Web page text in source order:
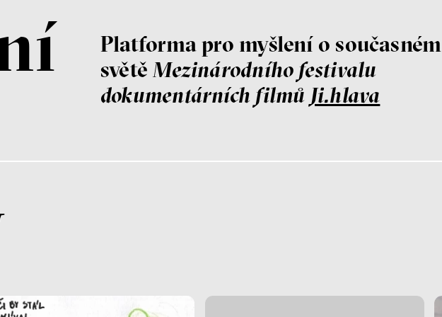
Platforma pro myšlení o současném
světěMezinárodního festivalu
dokumentárních filmů Ji.hlava